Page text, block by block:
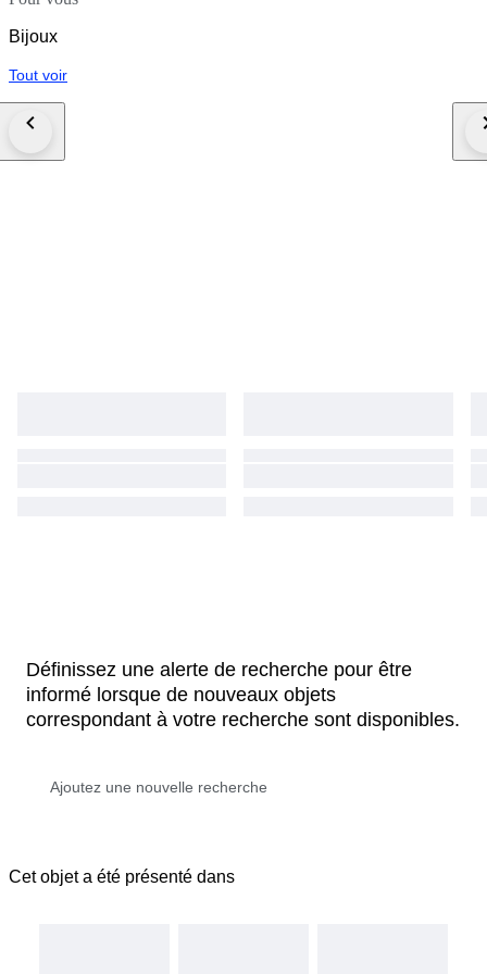
Bijoux
Tout voir
Définissez une alerte de recherche pour être
informé lorsque de nouveaux objets
correspondant à votre recherche sont disponibles.
Cet objet a été présenté dans